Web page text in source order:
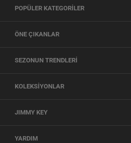
POPÜLER KATEGORİLER
ÖNE ÇIKANLAR
SEZONUN TRENDLERİ
KOLEKSİYONLAR
JIMMY KEY
YARDIM